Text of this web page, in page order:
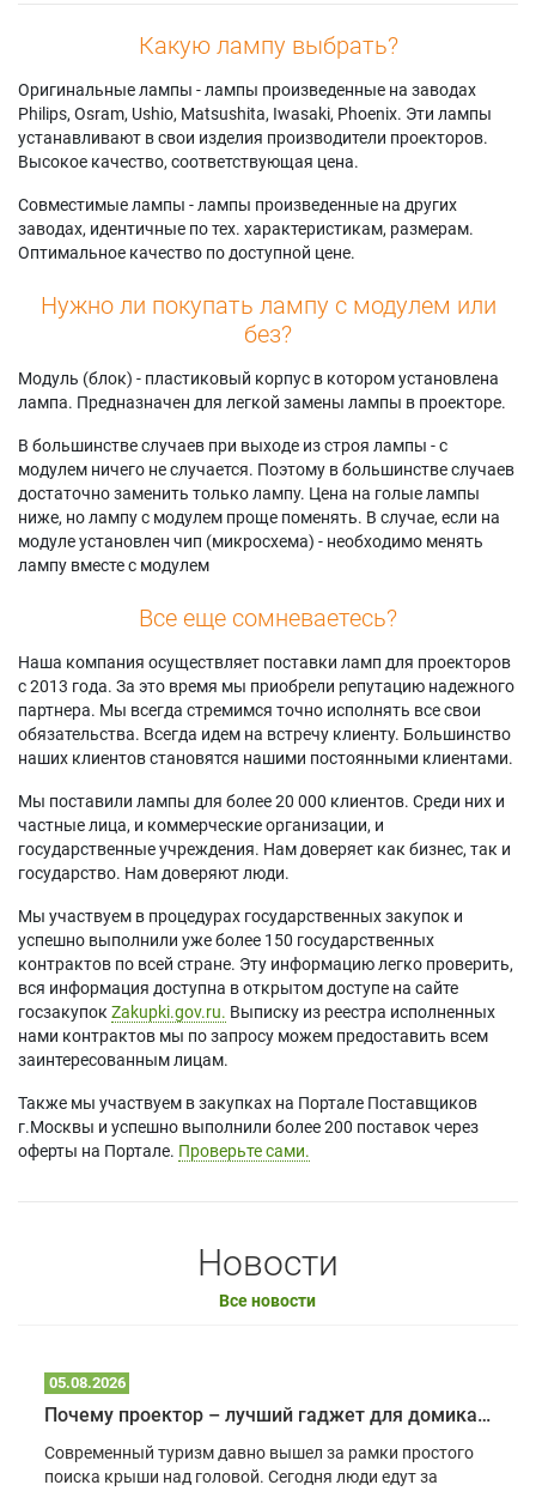
Какую лампу выбрать?
Оригинальные лампы - лампы произведенные на заводах
Philips, Osram, Ushio, Matsushita, Iwasaki, Phoenix. Эти лампы
устанавливают в свои изделия производители проекторов.
Высокое качество, соответствующая цена.
Совместимые лампы - лампы произведенные на других
заводах, идентичные по тех. характеристикам, размерам.
Оптимальное качество по доступной цене.
Нужно ли покупать лампу с модулем или
без?
Модуль (блок) - пластиковый корпус в котором установлена
лампа. Предназначен для легкой замены лампы в проекторе.
В большинстве случаев при выходе из строя лампы - с
модулем ничего не случается. Поэтому в большинстве случаев
достаточно заменить только лампу. Цена на голые лампы
ниже, но лампу с модулем проще поменять. В случае, если на
модуле установлен чип (микросхема) - необходимо менять
лампу вместе с модулем
Все еще сомневаетесь?
Наша компания осуществляет поставки ламп для проекторов
с 2013 года. За это время мы приобрели репутацию надежного
партнера. Мы всегда стремимся точно исполнять все свои
обязательства. Всегда идем на встречу клиенту. Большинство
наших клиентов становятся нашими постоянными клиентами.
Мы поставили лампы для более 20 000 клиентов. Среди них и
частные лица, и коммерческие организации, и
государственные учреждения. Нам доверяет как бизнес, так и
государство. Нам доверяют люди.
Мы участвуем в процедурах государственных закупок и
успешно выполнили уже более 150 государственных
контрактов по всей стране. Эту информацию легко проверить,
вся информация доступна в открытом доступе на сайте
госзакупок Zakupki.gov.ru. Выписку из реестра исполненных
нами контрактов мы по запросу можем предоставить всем
заинтересованным лицам.
Также мы участвуем в закупках на Портале Поставщиков
г.Москвы и успешно выполнили более 200 поставок через
оферты на Портале. Проверьте сами.
Новости
Все новости
05.08.2026
Почему проектор – лучший гаджет для домика в глэмпинге
Современный туризм давно вышел за рамки простого
поиска крыши над головой. Сегодня люди едут за